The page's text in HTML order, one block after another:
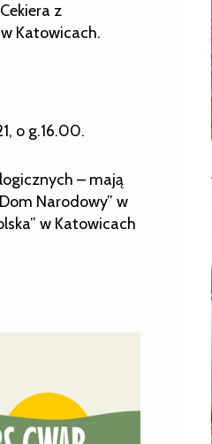
z
Katowicach.
o g.16.00.
– mają
Narodowy” w
w Katowicach